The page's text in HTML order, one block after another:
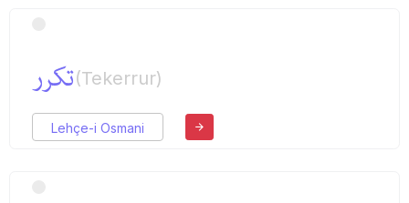
تكرر(Tekerrur)
Lehçe-i Osmani